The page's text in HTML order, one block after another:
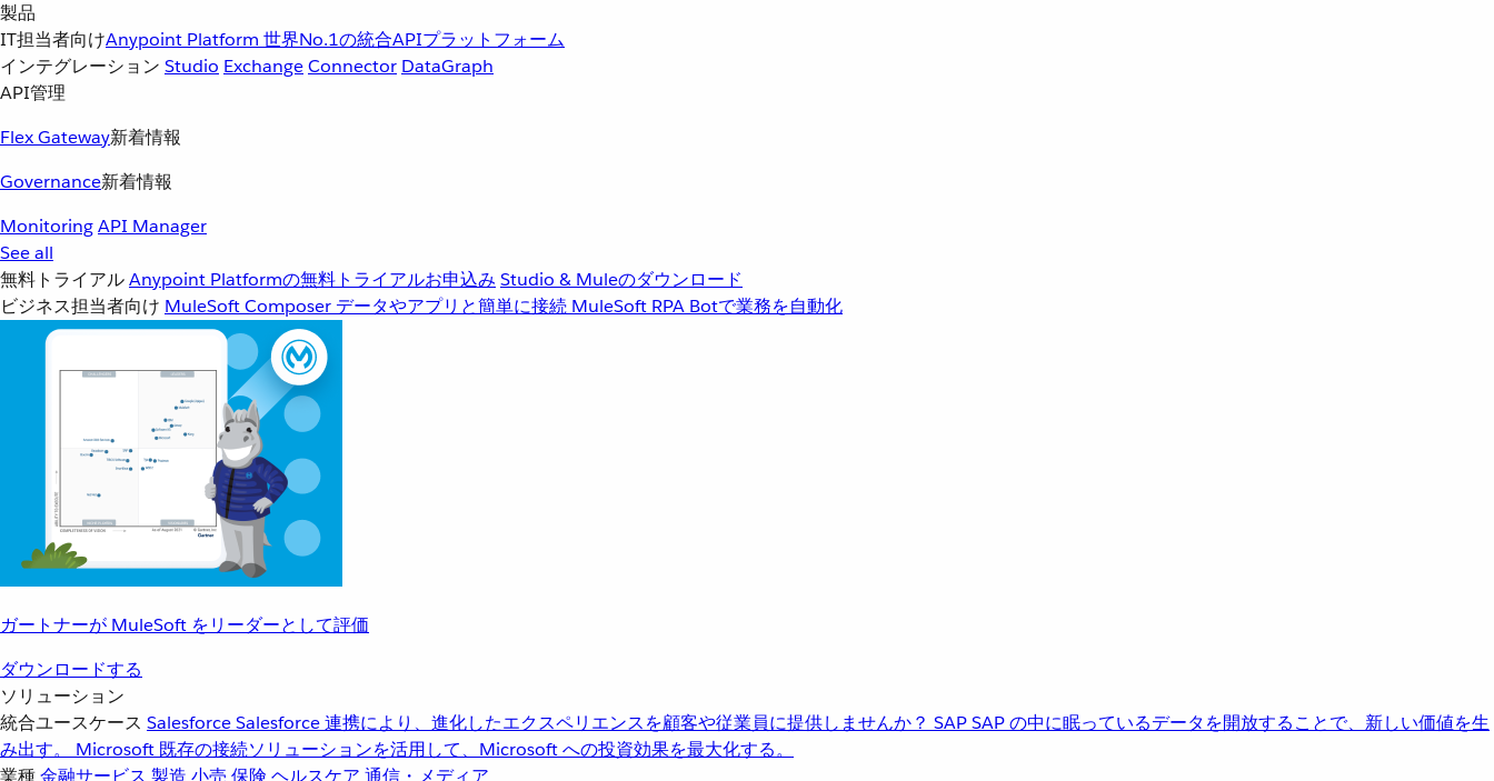
製品
IT担当者向けAnypoint Platform 世界No.1の統合APIプラットフォーム
インテグレーション Studio ExchangeConnector DataGraph
API管理
Flex Gateway新着情報
Governance新着情報
MonitoringAPI Manager
See all
無料トライアルAnypoint Platformの無料トライアルお申込み Studio & Muleのダウンロード
ビジネス担当者向け MuleSoft Composer データやアプリと簡単に接続 MuleSoft RPA Botで業務を自動化
ガートナーが MuleSoft をリーダーとして評価
ダウンロードする
ソリューション
統合ユースケース SalesforceSalesforce 連携により、進化したエクスペリエンスを顧客や従業員に提供しませんか？ SAPSAP の中に眠っているデータを開放することで、新しい価値を生
み出す。
Microsoft 既存の接続ソリューションを活用して、Microsoft への投資効果を最大化する。
業種金融サービス 製造 小売 保険 ヘルスケア 通信・メディア